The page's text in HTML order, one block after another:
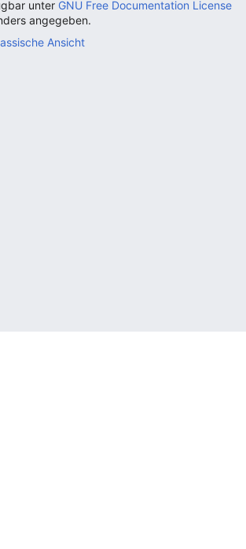
unter GNU Free Documentation License
angegeben.
Ansicht